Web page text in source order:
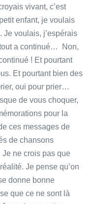
vivant, c’est
enfant, je voulais
Je voulais, j’espérais
a continué… Non,
! Et pourtant
Et pourtant bien des
oui pour prier…
de vous choquer,
pour la
ces messages de
de chansons
ne crois pas que
Je pense qu’on
donne bonne
que ce ne sont là